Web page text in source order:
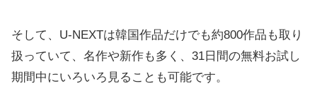
そして、U-NEXTは韓国作品だけでも約800作品も取り
扱っていて、名作や新作も多く、31日間の無料お試し
期間中にいろいろ見ることも可能です。